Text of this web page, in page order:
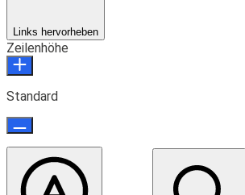
Links hervorheben
Zeilenhöhe
Standard